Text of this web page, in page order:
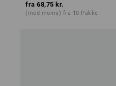
fra 68,75 kr.
(med moms) fra 10 Pakke